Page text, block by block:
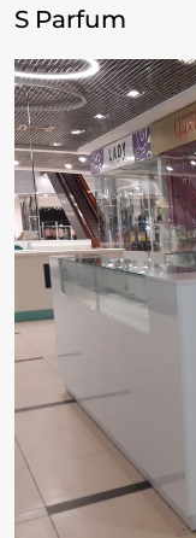
S Parfum